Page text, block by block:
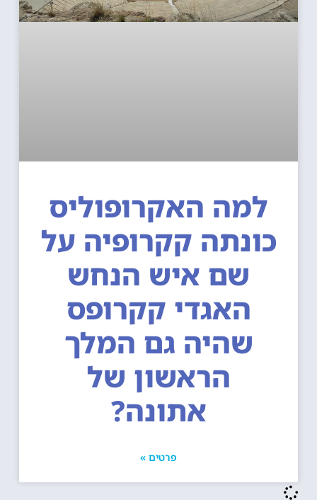
למה האקרופוליס
קקרופיה על
שם איש הנחש
האגדי קקרופס
שהיה גם המלך
הראשון של
אתונה?